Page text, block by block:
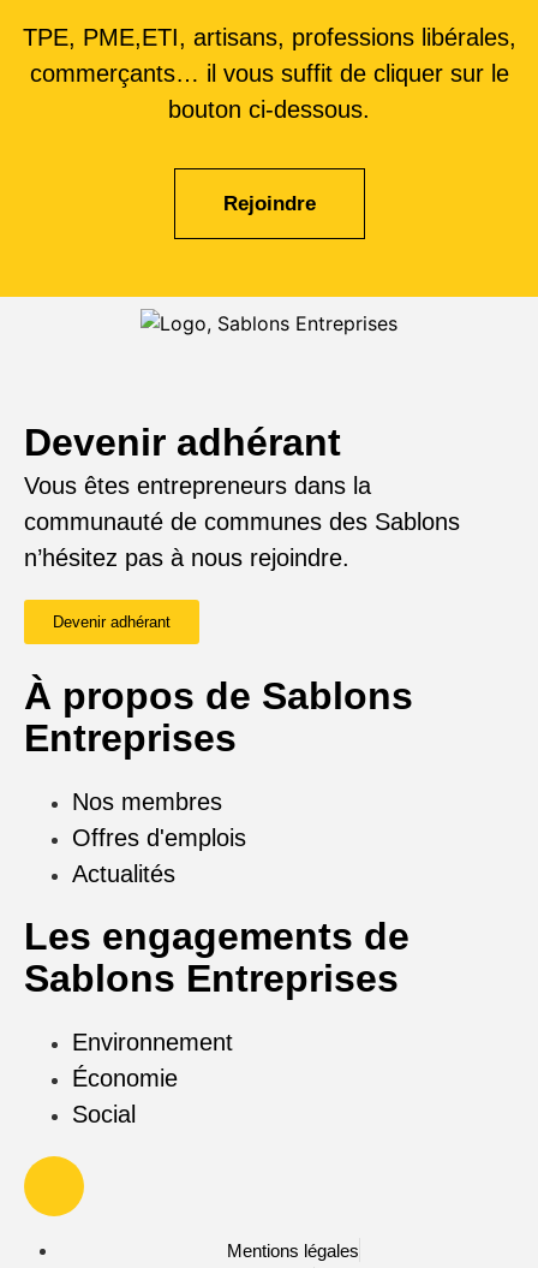
TPE, PME,ETI, artisans, professions libérales,
commerçants… il vous suffit de cliquer sur le
bouton ci-dessous.
Rejoindre
Les engagements de
Sablons Entreprises
Environnement
Économie
Social
À propos de Sablons
Entreprises
Nos membres
Offres d'emplois
Actualités
Devenir adhérant
Vous êtes entrepreneurs dans la
communauté de communes des Sablons
n’hésitez pas à nous rejoindre.
Devenir adhérant
Mentions légales